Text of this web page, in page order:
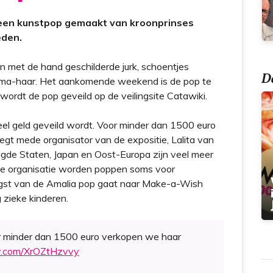
kunstpop gemaakt van kroonprinses
de hand geschilderde jurk, schoentjes
haar. Het aankomende weekend is de pop te
de pop geveild op de veilingsite Catawiki.
geld geveild wordt. Voor minder dan 1500 euro
mede organisator van de expositie, Lalita van
Staten, Japan en Oost-Europa zijn veel meer
organisatie worden poppen soms voor
van de Amalia pop gaat naar Make-a-Wish
kinderen.
dan 1500 euro verkopen we haar
XrOZtHzvvy